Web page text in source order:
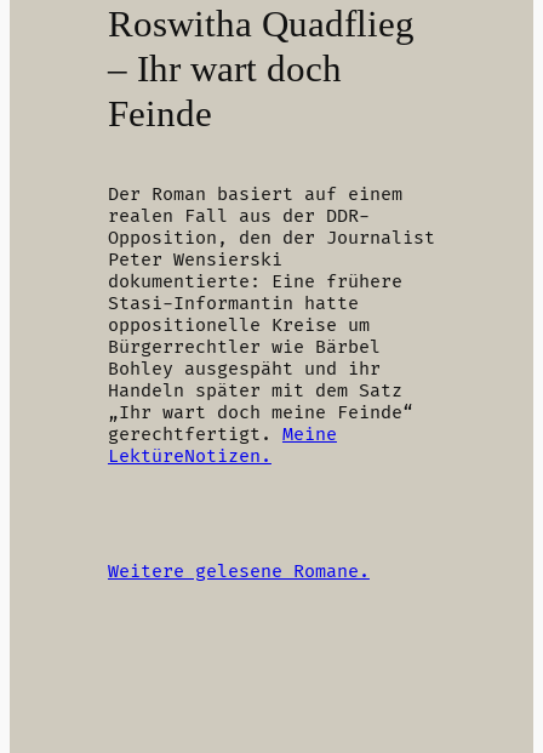
Roswitha Quadflieg
– Ihr wart doch
Feinde
Der Roman basiert auf einem
realen Fall aus der DDR-
Opposition, den der Journalist
Peter Wensierski
dokumentierte: Eine frühere
Stasi-Informantin hatte
oppositionelle Kreise um
Bürgerrechtler wie Bärbel
Bohley ausgespäht und ihr
Handeln später mit dem Satz
„Ihr wart doch meine Feinde“
gerechtfertigt. Meine
LektüreNotizen.
Weitere gelesene Romane.